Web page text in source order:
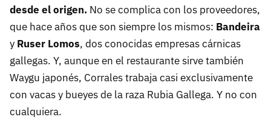
desde el origen. No se complica con los proveedores,
que hace años que son siempre los mismos: Bandeira
y Ruser Lomos, dos conocidas empresas cárnicas
gallegas. Y, aunque en el restaurante sirve también
Waygu japonés, Corrales trabaja casi exclusivamente
con vacas y bueyes de la raza Rubia Gallega. Y no con
cualquiera.